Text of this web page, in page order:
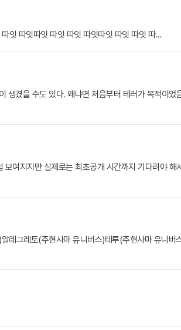
잇 따잇따잇 따잇 따잇 따잇따잇 따잇 따잇 따…
겼을 수도 있다. 왜냐면 처음부터 테러가 목적이었
여지지만 실제로는 최초공개 시간까지 기다려야 해
레그레토(주현사마 유니버스)테루(주현사마 유니버